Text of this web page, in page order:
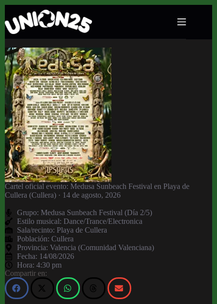
Medusa Sunbeach Festival en Playa de Cullera
(Cullera) · 14 de agosto, 2026
Cartel oficial evento: Medusa Sunbeach Festival en Playa de
Cullera (Cullera) · 14 de agosto, 2026
Grupo: Medusa Sunbeach Festival (Día 2/5)
Estilo musical: Dance/Trance/Electronica
Sala/recinto: Playa de Cullera
Población: Cullera
Provincia: Valencia (Comunidad Valenciana)
Fecha: 14/08/2026
Hora: 4:30 pm
Compartir en: